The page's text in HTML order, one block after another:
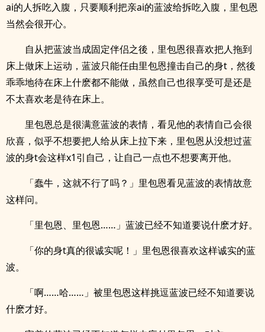
ai的人拆吃入腹，只要顺利把亲ai的蓝波给拆吃入腹，里包恩
当然会很开心。
自从把蓝波当成固定伴侣之後，里包恩很喜欢把人拖到
床上做床上运动，蓝波只能任由里包恩撞击自己的身t，然後
乖乖地待在床上什麽都不能做，虽然自己也很享受可是还是
不太喜欢老是待在床上。
里包恩总是很满意蓝波的表情，看见他的表情自己会很
欣喜，似乎不想要把人给从床上拉下来，里包恩从没想过蓝
波的身t会这样x1引自己，让自己一点也不想要离开他。
「蠢牛，这就不行了吗？」里包恩看见蓝波的表情故意
这样问。
「里包恩、里包恩……」蓝波已经不知道要说什麽才好。
「你的身t真的很诚实呢！」里包恩很喜欢这样诚实的蓝
波。
「啊……哈……」被里包恩这样挑逗蓝波已经不知道要说
什麽才好。